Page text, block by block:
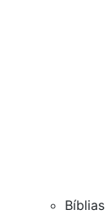
Bíblias